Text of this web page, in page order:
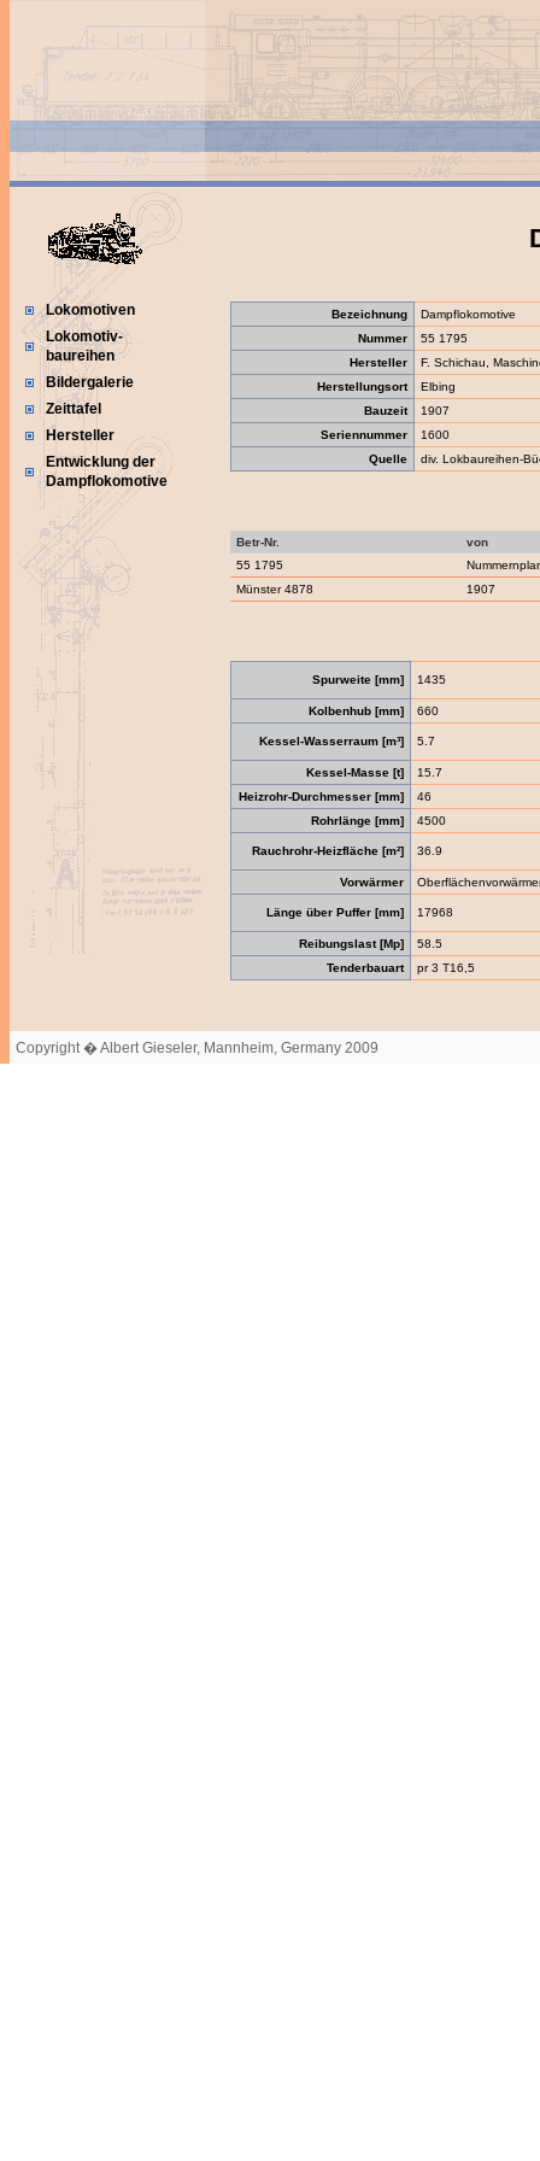
Lokomotiven
Lokomotiv-
baureihen
Bildergalerie
Zeittafel
Hersteller
Entwicklung der
Dampflokomotive
Bezeichnung
Dampflokomotive
Nummer
55 1795
Hersteller
F. Schichau,
Herstellungsort
Elbing
Bauzeit
1907
Seriennummer
1600
Quelle
div. Lokbaureihen-
Betr-Nr.
von
55 1795
Münster 4878
1907
Spurweite [mm] 1435
Kolbenhub [mm] 660
Kessel-Wasserraum [m³] 5.7
Kessel-Masse [t]
15.7
Heizrohr-Durchmesser [mm]
46
Rohrlänge [mm]
4500
Rauchrohr-Heizfläche [m²] 36.9
Vorwärmer
Länge über Puffer [mm] 17968
Reibungslast [Mp]
58.5
Tenderbauart
pr 3 T16,5
Copyright � Albert Gieseler, Mannheim, Germany 2009